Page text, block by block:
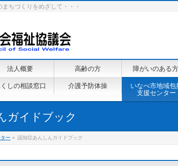
ちづくりをめざして・・・
法人概要 高齢の方 障がいのある方
しの相談窓口 介護予防体操
いなべ市地域包
支援センター
ガイドブック
ー » 認知症あんしんガイドブック